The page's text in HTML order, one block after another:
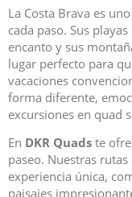
La Costa Brava es
cada paso. Sus
encanto y sus
lugar perfecto para
vacaciones
forma diferente,
excursiones en quad
En DKR Quads te
paseo. Nuestras
experiencia única,
paisajes